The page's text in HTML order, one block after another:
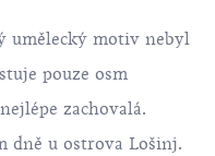
umělecký motiv nebyl
pouze osm
zachovalá.
dně u ostrova Lošinj.